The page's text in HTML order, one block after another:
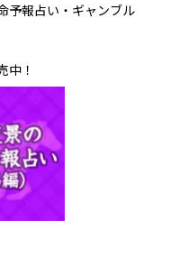
予報占い・ギャンブル
中！